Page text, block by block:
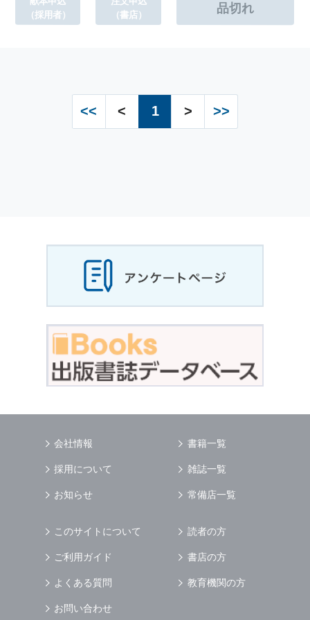
（採用者）
（書店）
<< < 1 > >>
会社情報
採用について
お知らせ
書籍一覧
雑誌一覧
常備店一覧
このサイトについて
ご利用ガイド
よくある質問
お問い合わせ
読者の方
書店の方
教育機関の方